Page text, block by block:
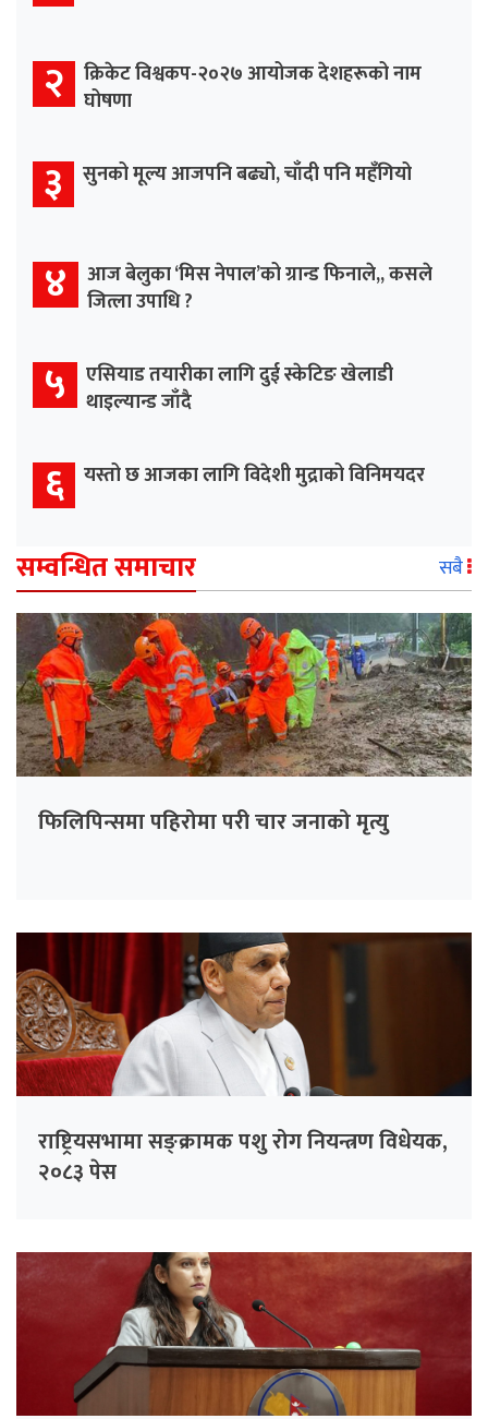
२ क्रिकेट विश्वकप-२०२७ आयोजक देशहरूको नाम
घोषणा
३ सुनको मूल्य आजपनि बढ्यो, चाँदी पनि महँगियो
४ आज बेलुका ‘मिस नेपाल’को ग्रान्ड फिनाले,, कसले
जित्ला उपाधि ?
५ एसियाड तयारीका लागि दुई स्केटिङ खेलाडी
थाइल्यान्ड जाँदै
६ यस्तो छ आजका लागि विदेशी मुद्राको विनिमयदर
सम्वन्धित समाचार सबै
फिलिपिन्समा पहिरोमा परी चार जनाको मृत्यु
राष्ट्रियसभामा सङ्क्रामक पशु रोग नियन्त्रण विधेयक,
२०८३ पेस